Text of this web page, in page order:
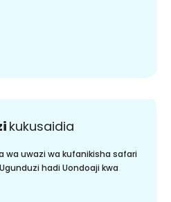
kukusaidia
wa uwazi wa kufanikisha safari
hadi Uondoaji kwa